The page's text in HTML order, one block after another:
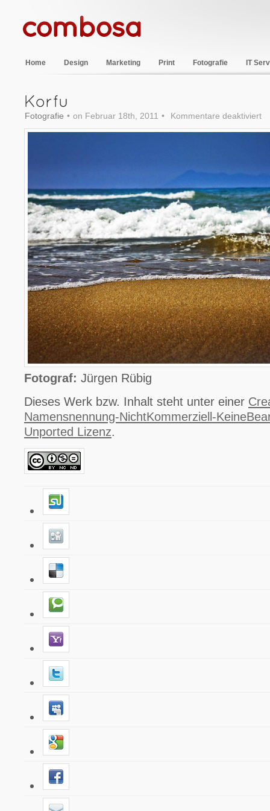
Home Design Marketing Print Fotografie IT
Fotografie • on Februar 18th, 2011 • Kommentare deaktiviert
Fotograf: Jürgen Rübig
Dieses Werk bzw. Inhalt steht unter einer
Namensnennung-NichtKommerziell-
Unported Lizenz.